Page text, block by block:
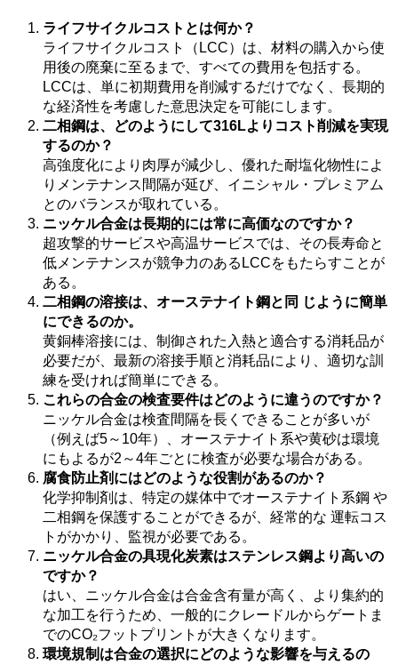
ライフサイクルコストとは何か？
ライフサイクルコスト（LCC）は、材料の購入から使
用後の廃棄に至るまで、すべての費用を包括する。
LCCは、単に初期費用を削減するだけでなく、長期的
な経済性を考慮した意思決定を可能にします。
二相鋼は、どのようにして316Lよりコスト削減を実現
するのか？
高強度化により肉厚が減少し、優れた耐塩化物性によ
りメンテナンス間隔が延び、イニシャル・プレミアム
とのバランスが取れている。
ニッケル合金は長期的には常に高価なのですか？
超攻撃的サービスや高温サービスでは、その長寿命と
低メンテナンスが競争力のあるLCCをもたらすことが
ある。
二相鋼の溶接は、オーステナイト鋼と同 じように簡単
にできるのか。
黄銅棒溶接には、制御された入熱と適合する消耗品が
必要だが、最新の溶接手順と消耗品により、適切な訓
練を受ければ簡単にできる。
これらの合金の検査要件はどのように違うのですか？
ニッケル合金は検査間隔を長くできることが多いが
（例えば5～10年）、オーステナイト系や黄砂は環境
にもよるが2～4年ごとに検査が必要な場合がある。
腐食防止剤にはどのような役割があるのか？
化学抑制剤は、特定の媒体中でオーステナイト系鋼 や
二相鋼を保護することができるが、経常的な 運転コス
トがかかり、監視が必要である。
ニッケル合金の具現化炭素はステンレス鋼より高いの
ですか？
はい、ニッケル合金は合金含有量が高く、より集約的
な加工を行うため、一般的にクレードルからゲートま
でのCO₂フットプリントが大きくなります。
環境規制は合金の選択にどのような影響を与えるの